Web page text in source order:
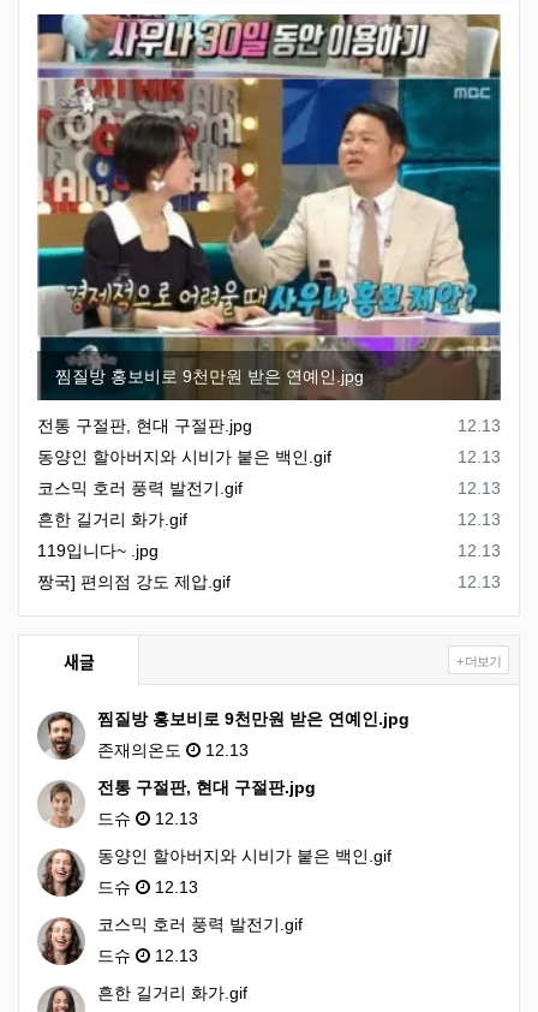
찜질방 홍보비로 9천만원 받은 연예인.jpg
등록일
12.13
전통 구절판, 현대 구절판.jpg
등록일
12.13
동양인 할아버지와 시비가 붙은 백인.gif
등록일
12.13
코스믹 호러 풍력 발전기.gif
등록일
12.13
흔한 길거리 화가.gif
등록일
12.13
119입니다~ .jpg
등록일
12.13
짱국] 편의점 강도 제압.gif
새글 + 더보기
찜질방 홍보비로 9천만원 받은 연예인.jpg
존재의온도
12.13
전통 구절판, 현대 구절판.jpg
드슈
12.13
동양인 할아버지와 시비가 붙은 백인.gif
드슈
12.13
코스믹 호러 풍력 발전기.gif
드슈
12.13
흔한 길거리 화가.gif